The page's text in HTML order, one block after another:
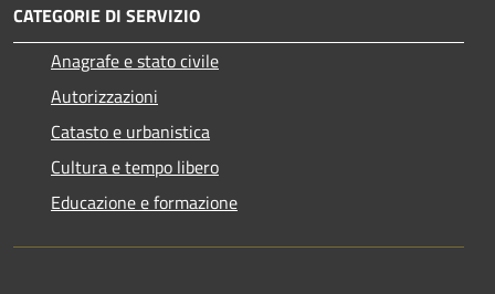
CATEGORIE DI SERVIZIO
Anagrafe e stato civile
Autorizzazioni
Catasto e urbanistica
Cultura e tempo libero
Educazione e formazione